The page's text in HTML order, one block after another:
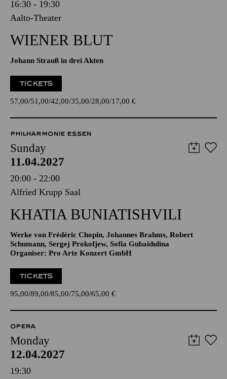
16:30 - 19:30
Aalto-Theater
WIENER BLUT
Johann Strauß in drei Akten
TICKETS
57,00 51,00 42,00 35,00 28,00 17,00 €
PHILHARMONIE ESSEN
Sunday
11.04.2027
20:00 - 22:00
Alfried Krupp Saal
KHATIA BUNIATISHVILI
Werke von Frédéric Chopin, Johannes Brahms, Robert
Schumann, Sergej Prokofjew, Sofia Gubaidulina
Organiser: Pro Arte Konzert GmbH
TICKETS
95,00 89,00 85,00 75,00 65,00 €
OPERA
Monday
12.04.2027
19:30